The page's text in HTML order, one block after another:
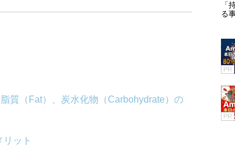
質（Fat）、炭水化物（Carbohydrate）の
ット
「
る
PR
PR